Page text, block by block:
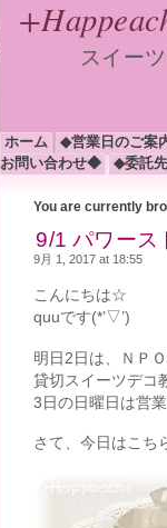
スイー
ホーム ◆営業日のご案
お問い合わせ◆
◆委託
You are currently
9/1 パワース
9月 1, 2017 at 18:55
こんにちは☆
quuです(*’▽’)
明日2日は、ＮＰ
貸切スイーツデコ
3日の日曜日は営
さて、今日はこ